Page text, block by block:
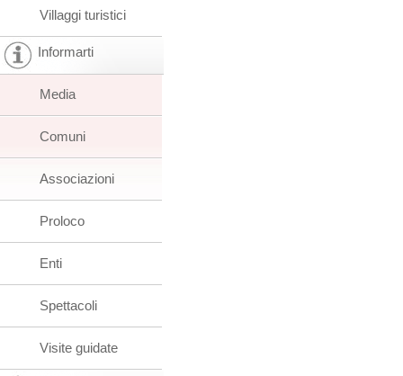
Villaggi turistici
Informarti
Media
Comuni
Associazioni
Proloco
Enti
Spettacoli
Visite guidate